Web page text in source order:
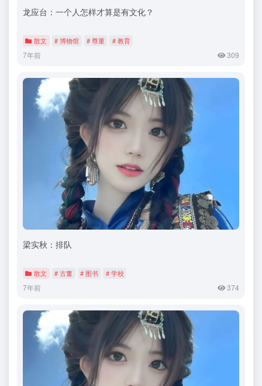
龙应台：一个人怎样才算是有文化？
散文 # 博物馆 # 尊重 # 教育
7年前 309
梁实秋：排队
散文 # 古董 # 图书 # 学校
7年前 374